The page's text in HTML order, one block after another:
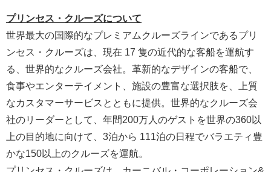
プリンセス・クルーズについて
世界最大の国際的なプレミアムクルーズラインであるプリ
ンセス・クルーズは、現在 17 隻の近代的な客船を運航す
る、世界的なクルーズ会社。革新的なデザインの客船で、
食事やエンターテイメント、施設の豊富な選択肢を、上質
なカスタマーサービスとともに提供。世界的なクルーズ会
社のリーダーとして、年間200万人のゲストを世界の360以
上の目的地に向けて、3泊から 111泊の日程でバラエティ豊
かな150以上のクルーズを運航。